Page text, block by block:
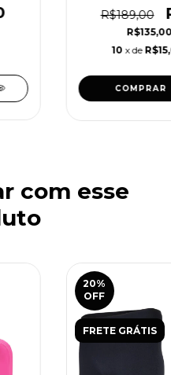
R$189,00
10 x de
com esse
20%
OFF
FRETE GRÁTIS